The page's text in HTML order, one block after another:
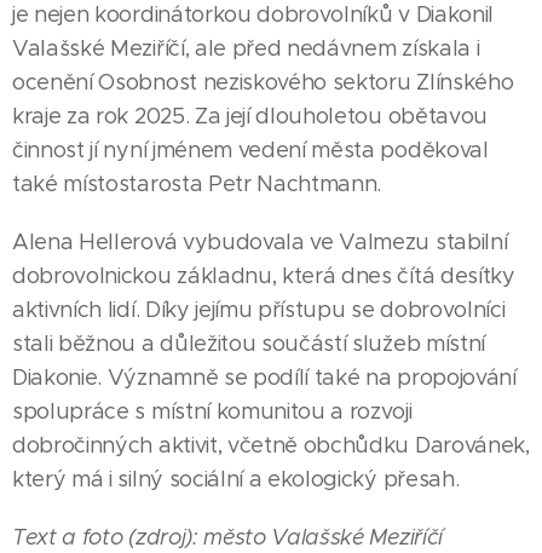
je nejen koordinátorkou dobrovolníků v DiakoniI
Valašské Meziříčí, ale před nedávnem získala i
ocenění Osobnost neziskového sektoru Zlínského
kraje za rok 2025. Za její dlouholetou obětavou
činnost jí nyní jménem vedení města poděkoval
také místostarosta Petr Nachtmann.
Alena Hellerová vybudovala ve Valmezu stabilní
dobrovolnickou základnu, která dnes čítá desítky
aktivních lidí. Díky jejímu přístupu se dobrovolníci
stali běžnou a důležitou součástí služeb místní
Diakonie. Významně se podílí také na propojování
spolupráce s místní komunitou a rozvoji
dobročinných aktivit, včetně obchůdku Darovánek,
který má i silný sociální a ekologický přesah.
Text a foto (zdroj): město Valašské Meziříčí
05.08.2026
ŠUMPERK
|Zlatý
hoch ze
Šumperka
03.08.2026
HODONÍN
| Město
poděkovalo
řediteli
městské
policie
03.08.2026
JESENÍK |
Filip